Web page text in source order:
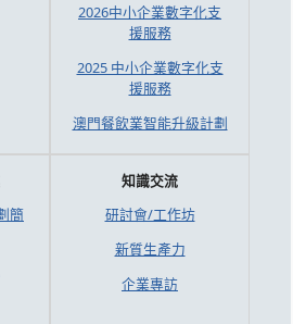
2026中小企業數字化支
援服務
2025 中小企業數字化支
援服務
澳門餐飲業智能升級計劃
簡
知識交流
研討會/工作坊
新質生產力
企業專訪